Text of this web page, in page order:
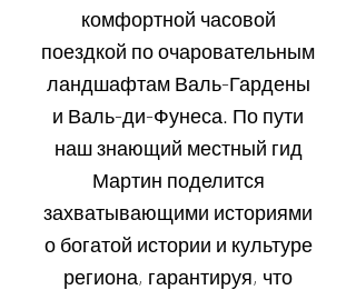
комфортной часовой
поездкой по очаровательным
ландшафтам Валь-Гардены
и Валь-ди-Фунеса. По пути
наш знающий местный гид
Мартин поделится
захватывающими историями
о богатой истории и культуре
региона, гарантируя, что